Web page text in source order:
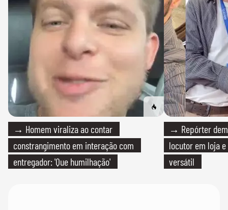
→ Homem viraliza ao contar
constrangimento em interação com
entregador: 'Que humilhação'
→ Repórter
locutor em loja
versátil